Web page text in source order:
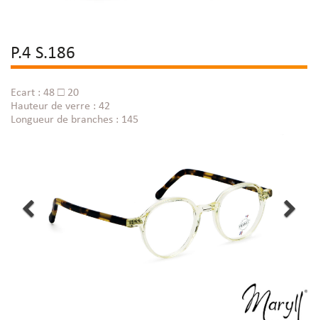
P.4 S.186
Ecart : 48 □ 20
Hauteur de verre : 42
Longueur de branches : 145